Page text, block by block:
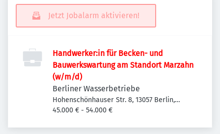
Jetzt Jobalarm aktivieren!
Handwerker:in für Becken- und
Bauwerkswartung am Standort Marzahn
(w/m/d)
Berliner Wasserbetriebe
Hohenschönhauser Str. 8, 13057 Berlin,
Deutschland
45.000 € - 54.000 €